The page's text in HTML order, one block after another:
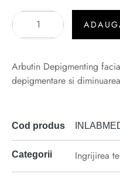
Arbutin Depigmenting
depigmentare si
Cod produs
Categorii Ingrijirea